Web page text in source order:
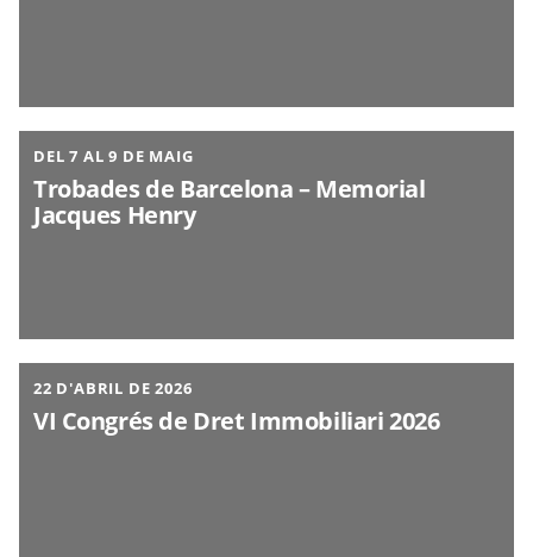
DEL 7 AL 9 DE MAIG
Trobades de Barcelona – Memorial
Jacques Henry
22 D'ABRIL DE 2026
VI Congrés de Dret Immobiliari 2026